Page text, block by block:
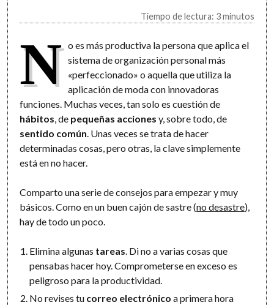
Tiempo de lectura: 3 minutos
N o es más productiva la persona que aplica el
sistema de organización personal más
«perfeccionado» o aquella que utiliza la
aplicación de moda con innovadoras
funciones. Muchas veces, tan solo es cuestión de
hábitos, de pequeñas acciones y, sobre todo, de
sentido común. Unas veces se trata de hacer
determinadas cosas, pero otras, la clave simplemente
está en no hacer.
Comparto una serie de consejos para empezar y muy
básicos. Como en un buen cajón de sastre (no desastre),
hay de todo un poco.
Elimina algunas tareas. Di no a varias cosas que
pensabas hacer hoy. Comprometerse en exceso es
peligroso para la productividad.
No revises tu correo electrónico a primera hora